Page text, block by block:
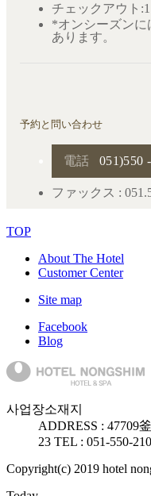
チェックアウト
*オンシーズンに
あります。
予約と問い合わせ
電話 051)550
ファックス :
TOP
About The Hotel
Customer Center
Site map
Facebook
Blog
사업장소재지
ADDRESS : 47709
23 TEL : 051-550-
Copyright(c) 2019 hotel